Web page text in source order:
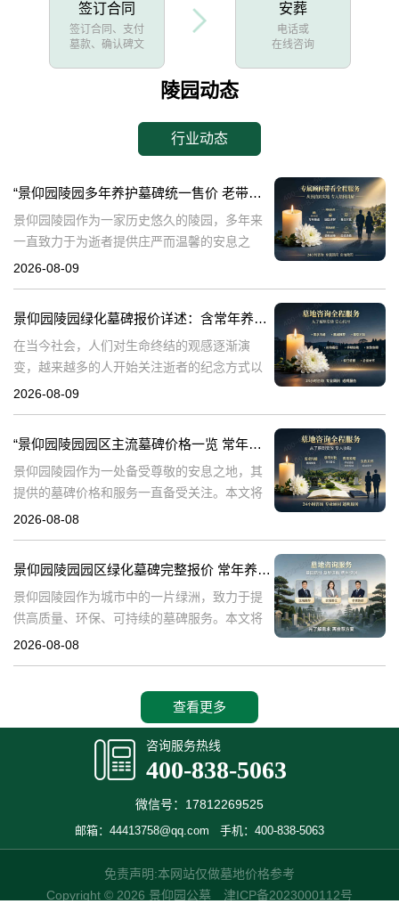
签订合同
签订合同、支付
墓款、确认碑文
安葬
电话或
在线咨询
陵园动态
行业动态
“景仰园陵园多年养护墓碑统一售价 老带新双方共享优惠 详解与福利”
景仰园陵园作为一家历史悠久的陵园，多年来
一直致力于为逝者提供庄严而温馨的安息之
地。在众多陵园中，景仰园陵园以其独特的服
售
2026-08-09
景仰园陵园绿化墓碑报价详述：含常年养护，无额外费用
在当今社会，人们对生命终结的观感逐渐演
变，越来越多的人开始关注逝者的纪念方式以
及陵园的环境品质。景仰园陵园，作为专业的
区
2026-08-09
“景仰园陵园园区主流墓碑价格一览 常年保洁养护随单赠送 专属优惠活动解析”
景仰园陵园作为一处备受尊敬的安息之地，其
提供的墓碑价格和服务一直备受关注。本文将
深入探讨景仰园陵园园区主流墓碑的价格体
尽
2026-08-08
景仰园陵园园区绿化墓碑完整报价 常年养护不收取额外费用详解与专属优惠活动介绍
景仰园陵园作为城市中的一片绿洲，致力于提
供高质量、环保、可持续的墓碑服务。本文将
详细解析景仰园陵园园区绿化墓碑的完整报
2026-08-08
查看更多
咨询服务热线
400-838-5063
微信号：17812269525
邮箱：44413758@qq.com 手机：400-838-5063
免责声明:本网站仅做墓地价格参考
Copyright © 2026 景仰园公墓 津ICP备2023000112号